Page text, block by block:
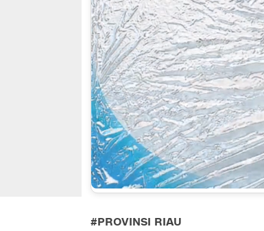
#PROVINSI RIAU